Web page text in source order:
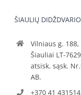
ŠIAULIŲ
Vilniaus g. 188,
Šiauliai LT-
atsisk. sąsk.
AB.
+370 41 431514